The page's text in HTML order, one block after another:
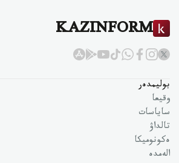
KAZINFORM
بوليمدەر
وقيعا
ساياسات
تالداۋ
ەكونوميكا
الەمدە